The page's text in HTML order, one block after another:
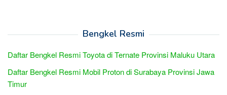
Bengkel Resmi
Daftar Bengkel Resmi Toyota di Ternate Provinsi Maluku Utara
Daftar Bengkel Resmi Mobil Proton di Surabaya Provinsi Jawa
Timur